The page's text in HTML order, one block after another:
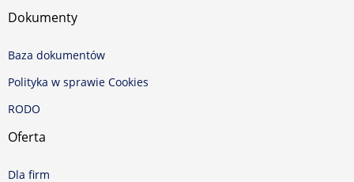
Dokumenty
Baza dokumentów
Polityka w sprawie Cookies
RODO
Oferta
Dla firm